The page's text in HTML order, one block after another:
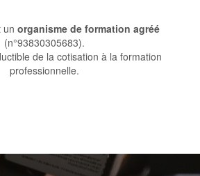
un organisme de formation agréé
(n°93830305683).
de la cotisation à la formation
professionnelle.